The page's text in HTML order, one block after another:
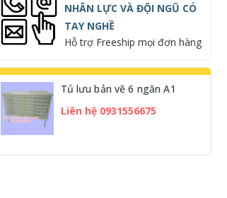
NHÂN LỰC VÀ ĐỘI NGŨ CÓ
TAY NGHỀ
Hỗ trợ Freeship mọi đơn hàng
Tủ lưu bản vẽ 6 ngăn A1
Liên hệ 0931556675